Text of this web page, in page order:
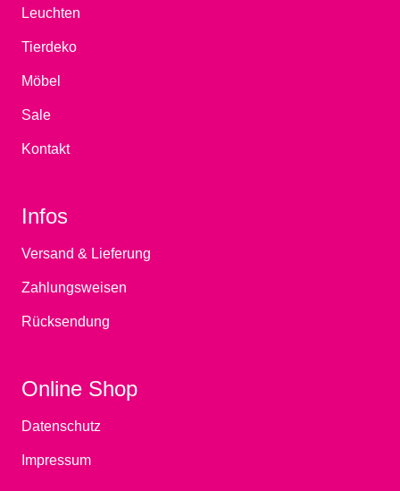
Leuchten
Tierdeko
Möbel
Sale
Kontakt
Infos
Versand & Lieferung
Zahlungsweisen
Rücksendung
Online Shop
Datenschutz
Impressum